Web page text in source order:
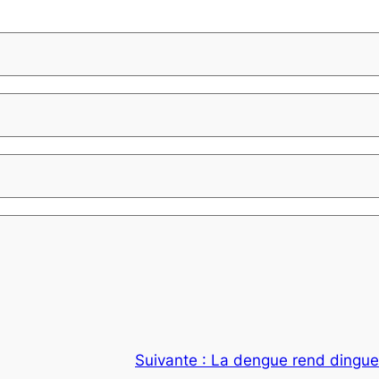
Suivante : La dengue rend dingue